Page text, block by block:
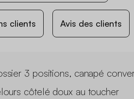
clients Avis des clients
3 positions, canapé
côtelé doux au toucher